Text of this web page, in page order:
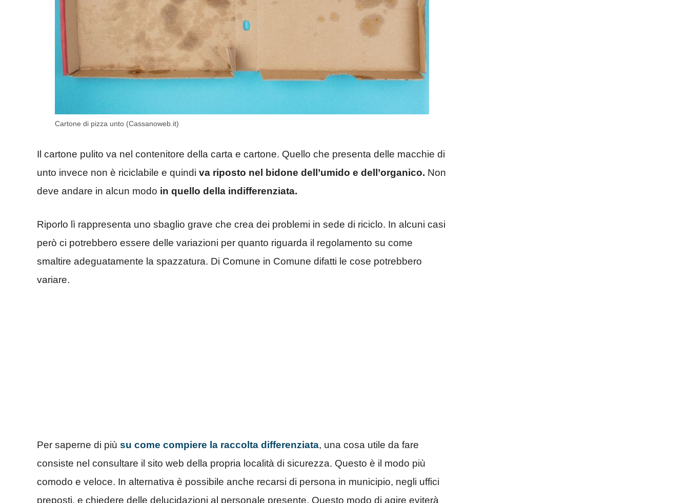
Cartone di pizza unto (Cassanoweb.it)
Il cartone pulito va nel contenitore della carta e cartone. Quello che presenta delle macchie di
unto invece non è riciclabile e quindi va riposto nel bidone dell’umido e dell’organico. Non
deve andare in alcun modo in quello della indifferenziata.
Riporlo lì rappresenta uno sbaglio grave che crea dei problemi in sede di riciclo. In alcuni casi
però ci potrebbero essere delle variazioni per quanto riguarda il regolamento su come
smaltire adeguatamente la spazzatura. Di Comune in Comune difatti le cose potrebbero
variare.
Per saperne di più su come compiere la raccolta differenziata, una cosa utile da fare
consiste nel consultare il sito web della propria località di sicurezza. Questo è il modo più
comodo e veloce. In alternativa è possibile anche recarsi di persona in municipio, negli uffici
preposti, e chiedere delle delucidazioni al personale presente. Questo modo di agire eviterà